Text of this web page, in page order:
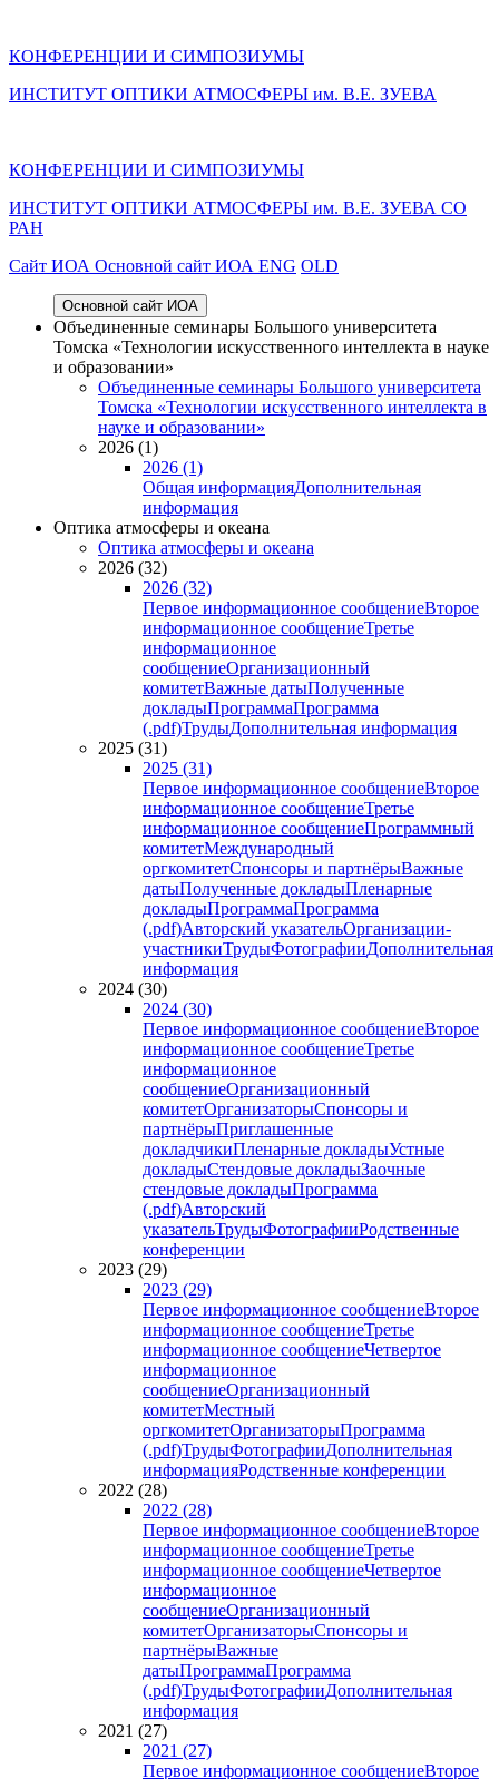
КОНФЕРЕНЦИИ И СИМПОЗИУМЫ
ИНСТИТУТ ОПТИКИ АТМОСФЕРЫ им. В.Е. ЗУЕВА
КОНФЕРЕНЦИИ И СИМПОЗИУМЫ
ИНСТИТУТ ОПТИКИ АТМОСФЕРЫ им. В.Е. ЗУЕВА СО
РАН
Cайт ИОА Основной сайт ИОА ENG OLD
Основной сайт ИОА
Объединенные семинары Большого университета
Томска «Технологии искусственного интеллекта в науке
и образовании»
Объединенные семинары Большого университета
Томска «Технологии искусственного интеллекта в
науке и образовании»
2026 (1)
2026 (1)
Общая информацияДополнительная
информация
Оптика атмосферы и океана
Оптика атмосферы и океана
2026 (32)
2026 (32)
Первое информационное сообщениеВторое
информационное сообщениеТретье
информационное
сообщениеОрганизационный
комитетВажные датыПолученные
докладыПрограммаПрограмма
(.pdf)ТрудыДополнительная информация
2025 (31)
2025 (31)
Первое информационное сообщениеВторое
информационное сообщениеТретье
информационное сообщениеПрограммный
комитетМеждународный
оргкомитетСпонсоры и партнёрыВажные
датыПолученные докладыПленарные
докладыПрограммаПрограмма
(.pdf)Авторский указательОрганизации-
участникиТрудыФотографииДополнительная
информация
2024 (30)
2024 (30)
Первое информационное сообщениеВторое
информационное сообщениеТретье
информационное
сообщениеОрганизационный
комитетОрганизаторыСпонсоры и
партнёрыПриглашенные
докладчикиПленарные докладыУстные
докладыСтендовые докладыЗаочные
стендовые докладыПрограмма
(.pdf)Авторский
указательТрудыФотографииРодственные
конференции
2023 (29)
2023 (29)
Первое информационное сообщениеВторое
информационное сообщениеТретье
информационное сообщениеЧетвертое
информационное
сообщениеОрганизационный
комитетМестный
оргкомитетОрганизаторыПрограмма
(.pdf)ТрудыФотографииДополнительная
информацияРодственные конференции
2022 (28)
2022 (28)
Первое информационное сообщениеВторое
информационное сообщениеТретье
информационное сообщениеЧетвертое
информационное
сообщениеОрганизационный
комитетОрганизаторыСпонсоры и
партнёрыВажные
датыПрограммаПрограмма
(.pdf)ТрудыФотографииДополнительная
информация
2021 (27)
2021 (27)
Первое информационное сообщениеВторое